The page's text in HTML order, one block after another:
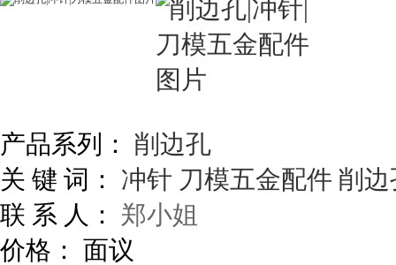
产品系列： 削边孔
关 键 词：
冲针 刀模五金配件 削边
联 系 人：
郑小姐
价格： 面议